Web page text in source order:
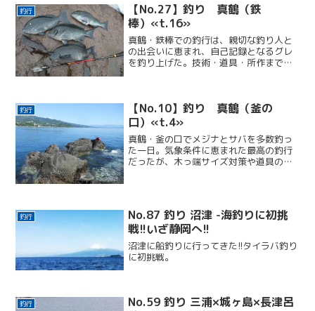
釣行
【No.27】釣り 真鶴（鉄
棒）«t.16»
真鶴・鉄棒での釣行は、親切な釣り人と
の出会いに恵まれ、自己記録となるグレ
を釣り上げた。技術・道具・所作まで多
釣行
【No.10】釣り 真鶴（釜の
口）«t.4»
真鶴・釜の口でメジナとサバを多数釣っ
た一日。気象条件に恵まれた最高の釣行
だったが、木っ端サイズ対策や道具の準
釣行
No.87 釣り 沼津 -海釣りに初挑
戦!!いざ静岡へ!!
沼津に船釣りに行ってきた!!タイラバ釣り
に初挑戦。
釣行
No.59 釣り 三浦×城ヶ島×長津呂